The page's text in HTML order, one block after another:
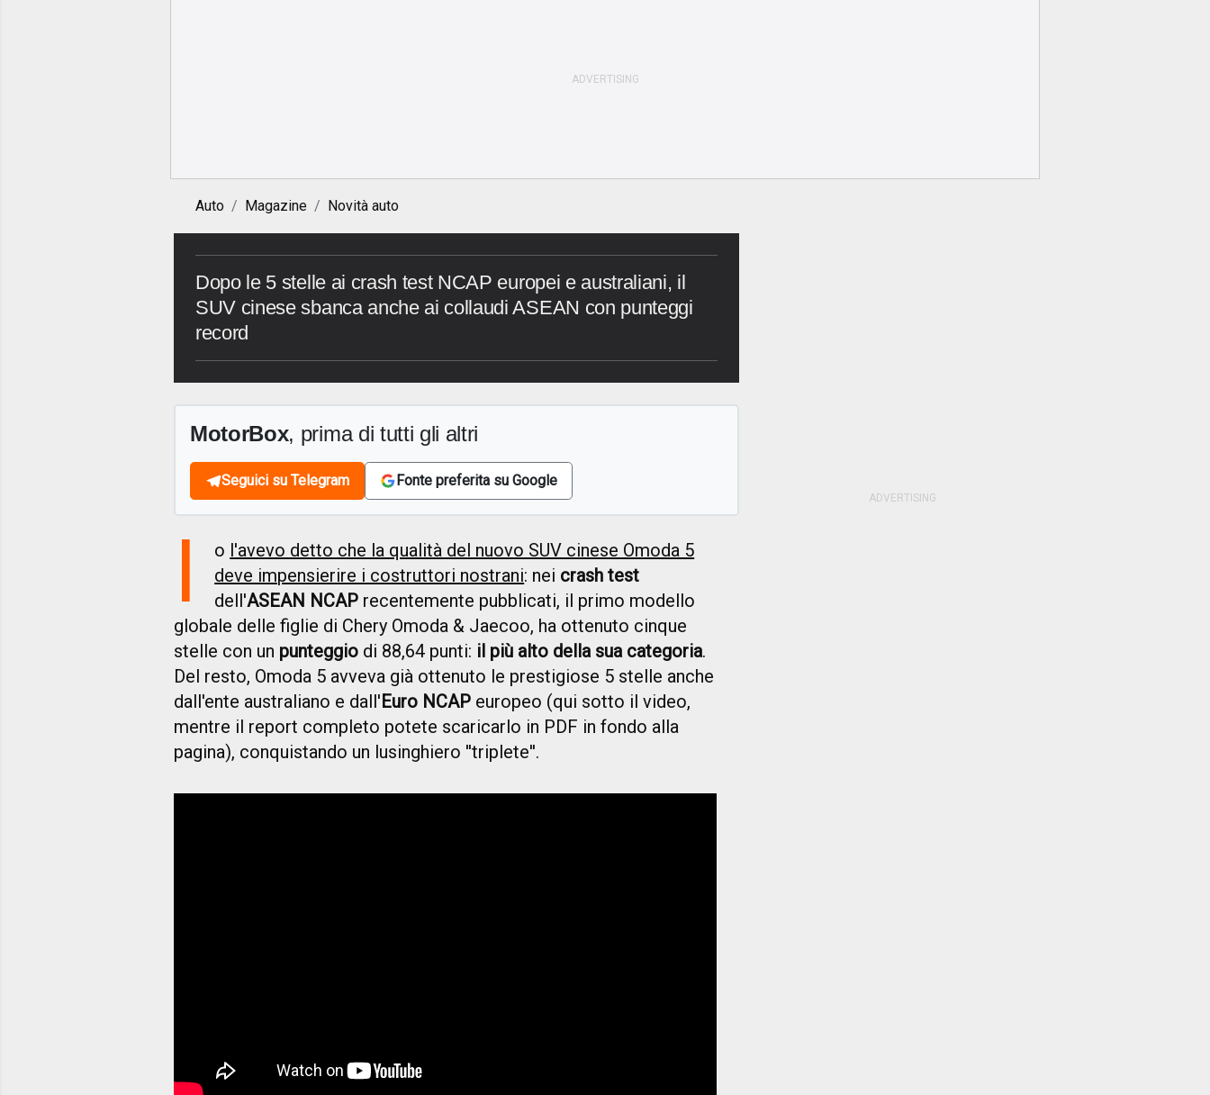
Auto Magazine Novità auto
Dopo le 5 stelle ai crash test NCAP europei e australiani, il
SUV cinese sbanca anche ai collaudi ASEAN con punteggi
record
MotorBox, prima di tutti gli altri
Seguici su Telegram Fonte preferita su Google
I o l'avevo detto che la qualità del nuovo SUV cinese Omoda 5
deve impensierire i costruttori nostrani: nei crash test
dell'ASEAN NCAP recentemente pubblicati, il primo modello
globale delle figlie di Chery Omoda & Jaecoo, ha ottenuto cinque
stelle con un punteggio di 88,64 punti: il più alto della sua categoria.
Del resto, Omoda 5 avveva già ottenuto le prestigiose 5 stelle anche
dall'ente australiano e dall'Euro NCAP europeo (qui sotto il video,
mentre il report completo potete scaricarlo in PDF in fondo alla
pagina), conquistando un lusinghiero ''triplete''.